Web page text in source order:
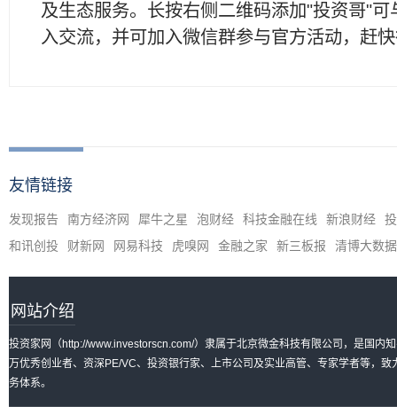
及生态服务。长按右侧二维码添加"投资哥"可
入交流，并可加入微信群参与官方活动，赶
友情链接
发现报告 南方经济网 犀牛之星 泡财经 科技金融在线 新浪财经
和讯创投
财新网 网易科技 虎嗅网 金融之家 新三板报 清博大数据
网站介绍
投资家网（http://www.investorscn.com/）隶属于北京微金科技有限公司，是国内
万优秀创业者、资深PE/VC、投资银行家、上市公司及实业高管、专家学者等，
务体系。